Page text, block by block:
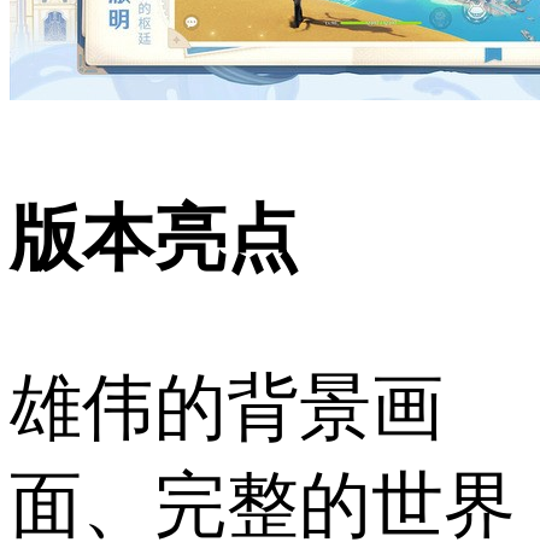
版本亮点
雄伟的背景画
面、完整的世界